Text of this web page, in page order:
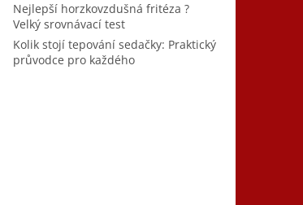
Nejlepší horzkovzdušná fritéza ?
Velký srovnávací test
Kolik stojí tepování sedačky: Praktický
průvodce pro každého